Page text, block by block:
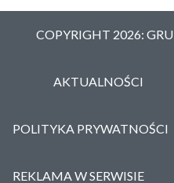
COPYRIGHT 2026:
AKTUALNOŚCI
POLITYKA PRYWATNOŚCI
REKLAMA W SERWISIE